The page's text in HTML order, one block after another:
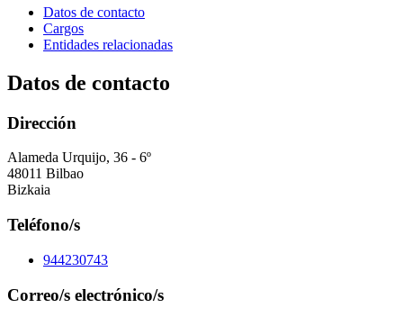
Datos de contacto
Cargos
Entidades relacionadas
Datos de contacto
Dirección
Alameda Urquijo, 36 - 6º
48011 Bilbao
Bizkaia
Teléfono/s
944230743
Correo/s electrónico/s